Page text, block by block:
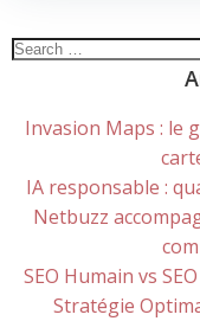
Search
Invasion Maps : le
IA responsable :
Netbuzz
SEO Humain vs
Stratégie